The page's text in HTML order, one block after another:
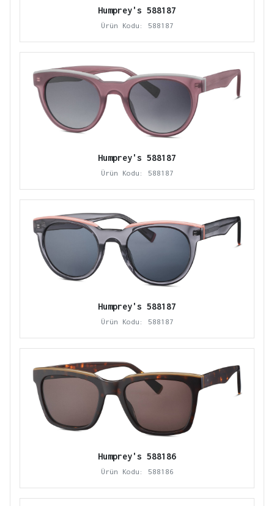
Humprey's 588187
Ürün Kodu: 588187
Humprey's 588187
Ürün Kodu: 588187
Humprey's 588187
Ürün Kodu: 588187
Humprey's 588186
Ürün Kodu: 588186